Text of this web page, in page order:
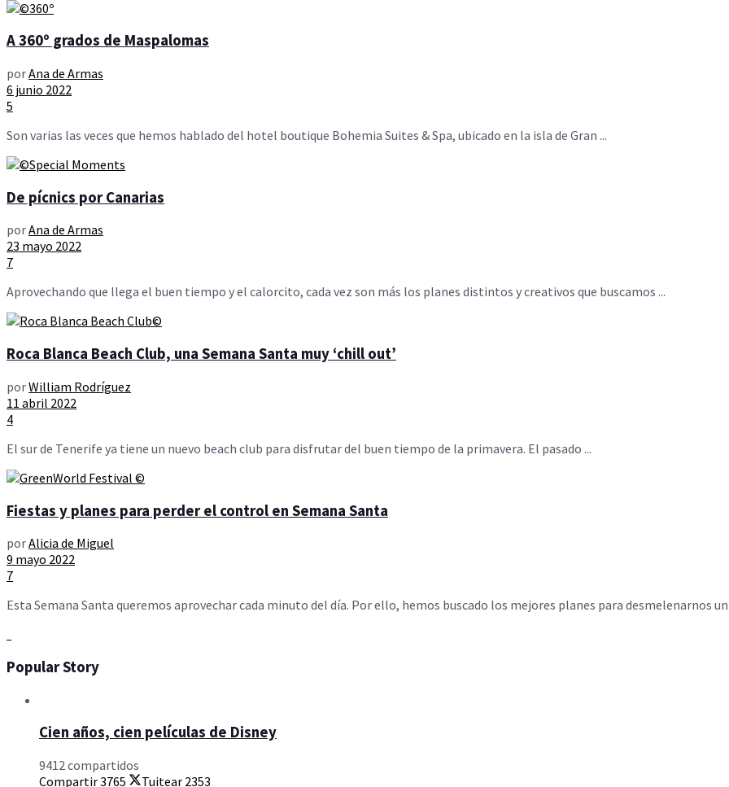
A 360º grados de Maspalomas
porAna de Armas
6 junio 2022
5
Son varias las veces que hemos hablado del hotel boutique Bohemia Suites & Spa, ubicado en la isla de Gran ...
De pícnics por Canarias
porAna de Armas
23 mayo 2022
7
Aprovechando que llega el buen tiempo y el calorcito, cada vez son más los planes distintos y creativos que buscamos ...
Roca Blanca Beach Club, una Semana Santa muy ‘chill out’
porWilliam Rodríguez
11 abril 2022
4
El sur de Tenerife ya tiene un nuevo beach club para disfrutar del buen tiempo de la primavera. El pasado ...
Fiestas y planes para perder el control en Semana Santa
porAlicia de Miguel
9 mayo 2022
7
Esta Semana Santa queremos aprovechar cada minuto del día. Por ello, hemos buscado los mejores planes para desmelenarnos un
Popular Story
Cien años, cien películas de Disney
9412 compartidos
Compartir3765 Tuitear 2353